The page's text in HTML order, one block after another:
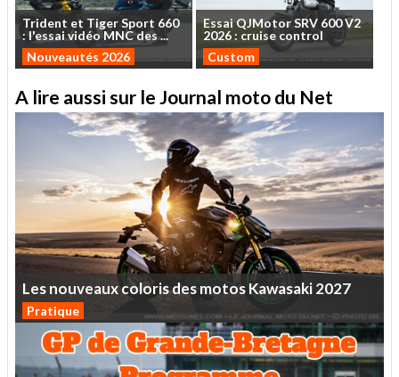
Trident et TigerSport 660
: l'essaividéo MNCdes...
Nouveautés 2026
EssaiQJMotorSRV 600V2
2026 : cruise control
Custom
A lire aussi sur le Journal moto du Net
LesnouveauxcolorisdesmotosKawasaki2027
Pratique